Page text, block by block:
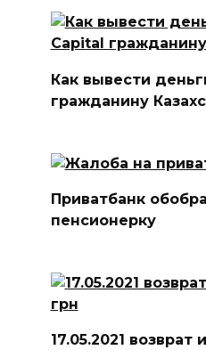
Как вывести
гражданину
Приватбанк
пенсионерку
17.05.2021 возврат